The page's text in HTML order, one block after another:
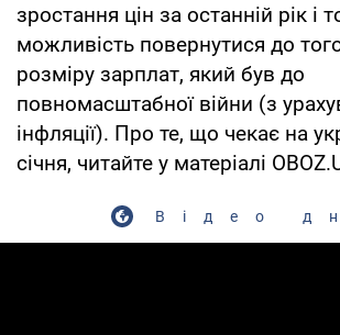
зростання цін за останній рік і
можливість повернутися до
розміру зарплат, який був до
повномасштабної війни (з
інфляції). Про те, що чекає на
січня, читайте у матеріалі
Відео